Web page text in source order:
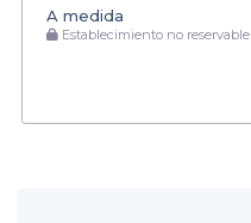
A medida
Establecimiento no reservable